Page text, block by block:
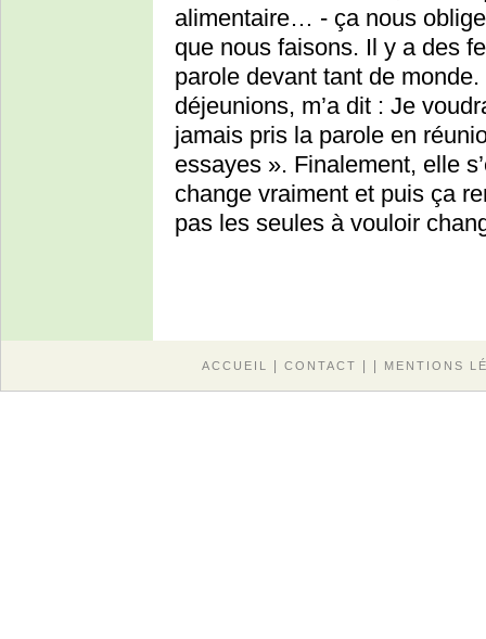
alimentaire… - ça nous
que nous faisons. Il y a des
parole devant tant de monde.
déjeunions, m’a dit : Je
jamais pris la parole en
essayes ». Finalement, elle
change vraiment et puis ça
pas les seules à vouloir
ACCUEIL CONTACT MENTIONS